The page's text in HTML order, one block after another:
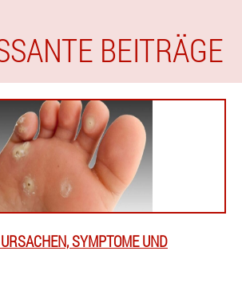
BEITRÄGE
SYMPTOME UND